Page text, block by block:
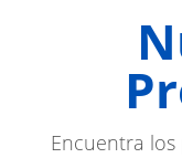
Encuentra